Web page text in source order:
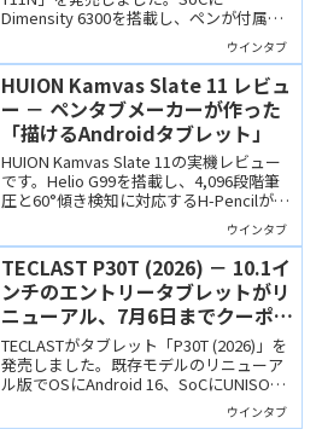
Dimensity 6300を搭載し、ペンが付属し
ます。Lenovo Idea Tabの姉妹機で、RAM
8GB/256GBというIdea Tabにはない構成
を選べます。
ウインタブ
HUION Kamvas Slate 11 レビュ
ー － ペンタブメーカーが作った
「描けるAndroidタブレット」
HUION Kamvas Slate 11の実機レビュー
です。Helio G99を搭載し、4,096段階筆
圧と60°傾き検知に対応するH-Pencilが付
属。ペンタブメーカーらしい描き味で、
発色の良いノングレア11インチディスプ
レイを備えています。
ウインタブ
TECLAST P30T (2026) － 10.1イ
ンチのエントリータブレットがリ
ニューアル、7月6日までクーポン
利用で13,900円
TECLASTがタブレット「P30T (2026)」を
発売しました。既存モデルのリニューア
ル版でOSにAndroid 16、SoCにUNISOC
T7250を搭載し、前モデルのセット販売
から単品販売に変更されました。7月6日
ウインタブ